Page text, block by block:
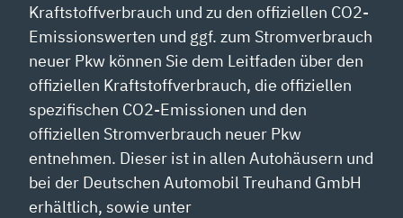
Kraftstoffverbrauch und zu den offiziellen CO2-
Emissionswerten und ggf. zum Stromverbrauch
neuer Pkw können Sie dem Leitfaden über den
offiziellen Kraftstoffverbrauch, die offiziellen
spezifischen CO2-Emissionen und den
offiziellen Stromverbrauch neuer Pkw
entnehmen. Dieser ist in allen Autohäusern und
bei der Deutschen Automobil Treuhand GmbH
erhältlich, sowie unter